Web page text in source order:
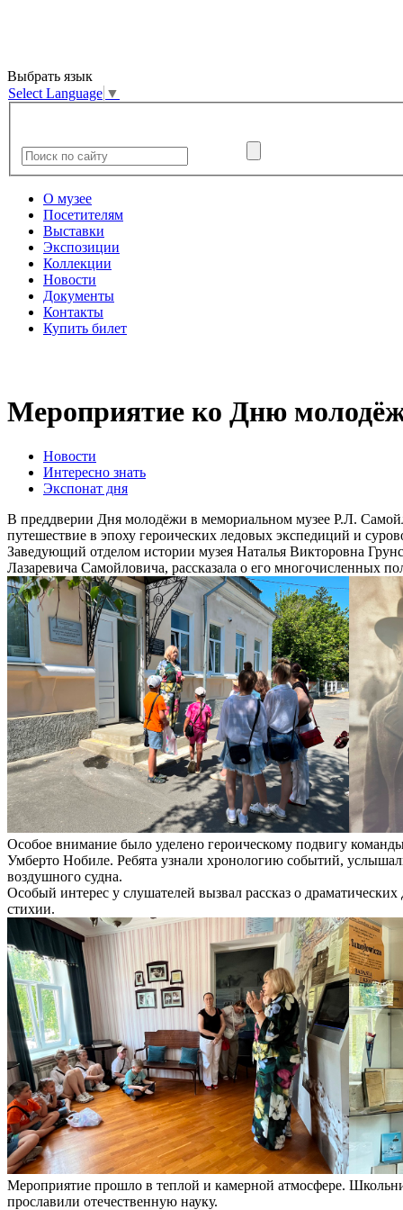
Выбрать язык
Select Language ▼
О музее
Посетителям
Выставки
Экспозиции
Коллекции
Новости
Документы
Контакты
Купить билет
Мероприятие ко Дню
Новости
Интересно знать
Экспонат дня
В преддверии Дня молодёжи в мемориальном музее Р.Л.
путешествие в эпоху героических ледовых экспедиций и
Заведующий отделом истории музея Наталья Викторовна
Лазаревича Самойловича, рассказала о его многочисленных
Особое внимание было уделено героическому подвигу
Умберто Нобиле. Ребята узнали хронологию событий,
воздушного судна.
Особый интерес у слушателей вызвал рассказ о
стихии.
Мероприятие прошло в теплой и камерной атмосфере.
прославили отечественную науку.